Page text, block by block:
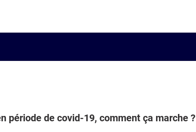
période de covid-19, comment ça marche ?